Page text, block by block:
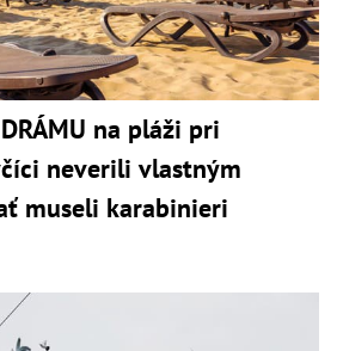
na pláži pri
neverili vlastným
museli karabinieri